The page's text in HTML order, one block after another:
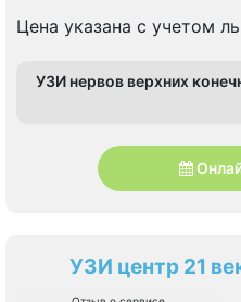
Цена указана с учетом
УЗИ нервов верхних
УЗИ центр 21